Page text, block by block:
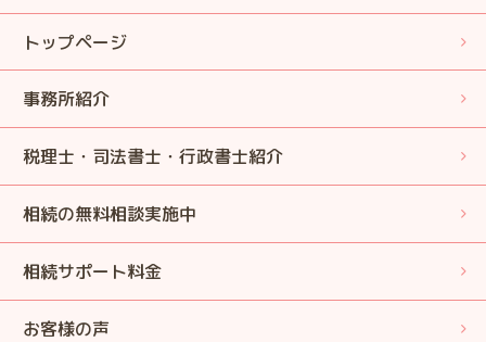
トップページ
事務所紹介
税理士・司法書士・行政書士紹介
相続の無料相談実施中
相続サポート料金
お客様の声